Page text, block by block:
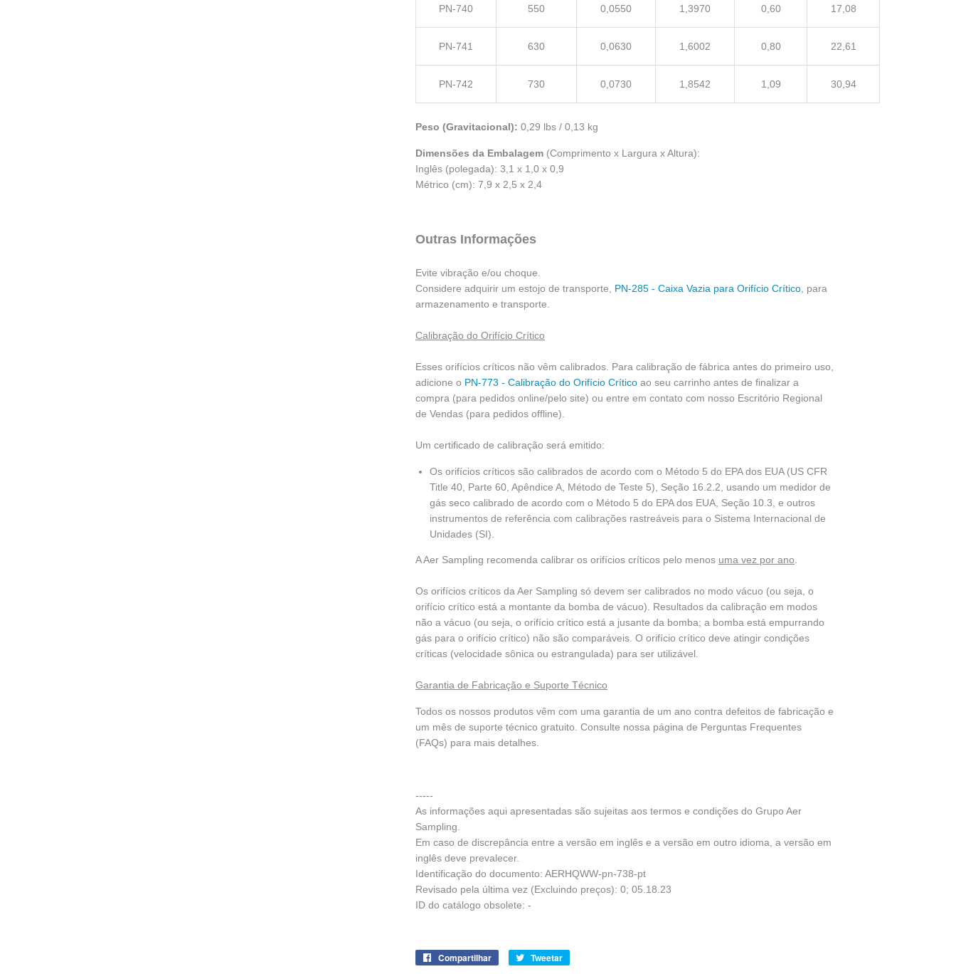
PN-740 550 0,0550 1,3970 0,60 17,08
PN-741 630 0,0630 1,6002 0,80 22,61
PN-742 730 0,0730 1,8542 1,09 30,94
Peso (Gravitacional): 0,29 lbs / 0,13 kg
Dimensões da Embalagem (Comprimento x Largura x Altura):
Inglês (polegada): 3,1 x 1,0 x 0,9
Métrico (cm): 7,9 x 2,5 x 2,4
Outras Informações
Evite vibração e/ou choque.
Considere adquirir um estojo de transporte, PN-285 - Caixa Vazia para Orifício Crítico , para
armazenamento e transporte.
Calibração do Orifício Crítico
Esses orifícios críticos não vêm calibrados. Para calibração de fábrica antes do primeiro uso,
adicione o PN-773 - Calibração do Orifício Crítico ao seu carrinho antes de finalizar a
compra (para pedidos online/pelo site) ou entre em contato com nosso Escritório Regional
de Vendas (para pedidos offline).
Um certificado de calibração será emitido:
Os orifícios críticos são calibrados de acordo com o Método 5 do EPA dos EUA (US CFR
Title 40, Parte 60, Apêndice A, Método de Teste 5), Seção 16.2.2, usando um medidor de
gás seco calibrado de acordo com o Método 5 do EPA dos EUA, Seção 10.3, e outros
instrumentos de referência com calibrações rastreáveis para o Sistema Internacional de
Unidades (SI).
A Aer Sampling recomenda calibrar os orifícios críticos pelo menos uma vez por ano
Os orifícios críticos da Aer Sampling só devem ser calibrados no modo vácuo (ou seja, o
orifício crítico está a montante da bomba de vácuo). Resultados da calibração em modos
não a vácuo (ou seja, o orifício crítico está a jusante da bomba; a bomba está empurrando
gás para o orifício crítico) não são comparáveis. O orifício crítico deve atingir condições
críticas (velocidade sônica ou estrangulada) para ser utilizável.
Garantia de Fabricação e Suporte Técnico
Todos os nossos produtos vêm com uma garantia de um ano contra defeitos de fabricação e
um mês de suporte técnico gratuito. Consulte nossa página de Perguntas Frequentes
(FAQs) para mais detalhes.
-----
As informações aqui apresentadas são sujeitas aos termos e condições do Grupo Aer
Sampling.
Em caso de discrepância entre a versão em inglês e a versão em outro idioma, a versão em
inglês deve prevalecer.
Identificação do documento: AERHQWW-pn-738-pt
Revisado pela última vez (Excluindo preços): 0; 05.18.23
ID do catálogo obsolete: -
Compartilhar
CompartilheTweetar